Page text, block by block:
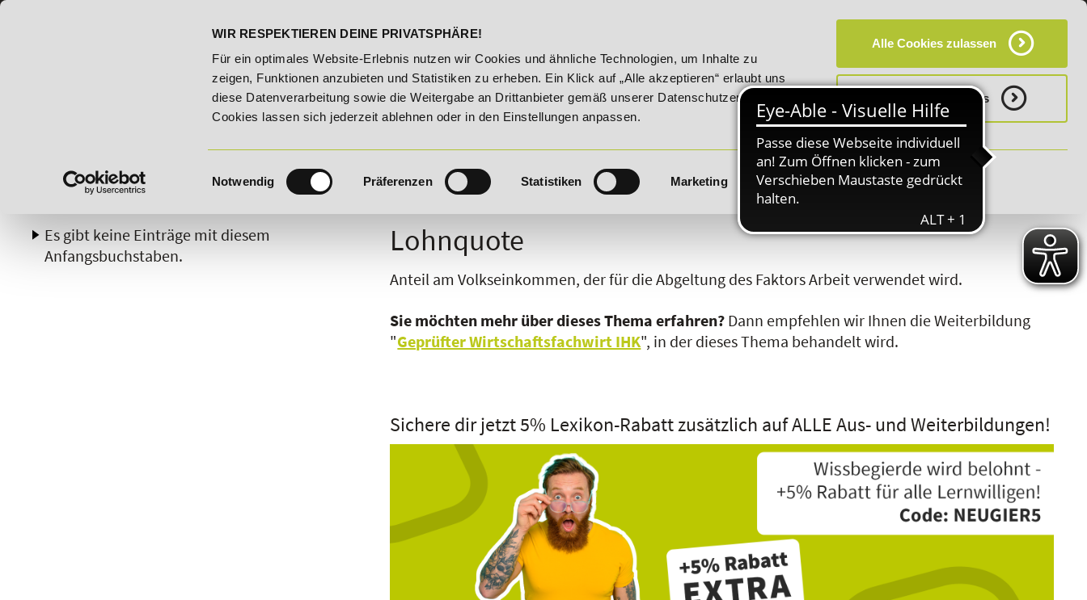
WIR RESPEKTIEREN DEINE PRIVATSPHÄRE!
Für ein optimales Website-Erlebnis nutzen wir Cookies und ähnliche Technologien, um Inhalte zu
zeigen, Funktionen anzubieten und Statistiken zu erheben. Ein Klick auf „Alle akzeptieren“ erlaubt uns
diese Datenverarbeitung sowie die Weitergabe an Drittanbieter gemäß unserer Datenschutzerklärung.
Cookies lassen sich jederzeit ablehnen oder in den Einstellungen anpassen.
Einwilligungsauswahl
Notwendig Präferenzen Statistiken Marketing Details zeigen
Alle Cookies zulassen
Notwenige Cookies
HÄUFIG GESTELLTE FRAGEN (FAQ) CAMPUS
25% Rabatt auf "E-Commerce Manager" vom 28. Juli - 06. August 2026! Unser Karrieretipp der Woche: 25% Rabatt auf "E-Commerce Manager" vom 28. Juli - 06. August 2026!
B C G H K L O P S T
Lohnquote
Anteil am Volkseinkommen, der für die Abgeltung des Faktors Arbeit verwendet wird.
Sie möchten mehr über dieses Thema erfahren? Dann empfehlen wir Ihnen die Weiterbildung
"Geprüfter Wirtschaftsfachwirt IHK", in der dieses Thema behandelt wird.
Sichere dir jetzt 5% Lexikon-Rabatt zusätzlich auf ALLE Aus- und Weiterbildungen!
Es gibt keine Einträge mit diesem
Anfangsbuchstaben.